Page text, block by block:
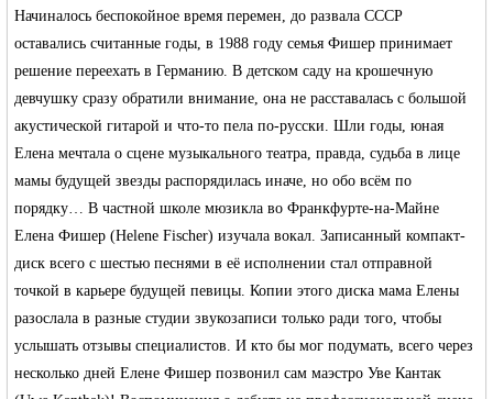
Начиналось беспокойное время перемен, до развала СССР
оставались считанные годы, в 1988 году семья Фишер принимает
решение переехать в Германию. В детском саду на крошечную
девчушку сразу обратили внимание, она не расставалась с большой
акустической гитарой и что-то пела по-русски. Шли годы, юная
Елена мечтала о сцене музыкального театра, правда, судьба в лице
мамы будущей звезды распорядилась иначе, но обо всём по
порядку… В частной школе мюзикла во Франкфурте-на-Майне
Елена Фишер (Helene Fischer) изучала вокал. Записанный компакт-
диск всего с шестью песнями в её исполнении стал отправной
точкой в карьере будущей певицы. Копии этого диска мама Елены
разослала в разные студии звукозаписи только ради того, чтобы
услышать отзывы специалистов. И кто бы мог подумать, всего через
несколько дней Елене Фишер позвонил сам маэстро Уве Кантак